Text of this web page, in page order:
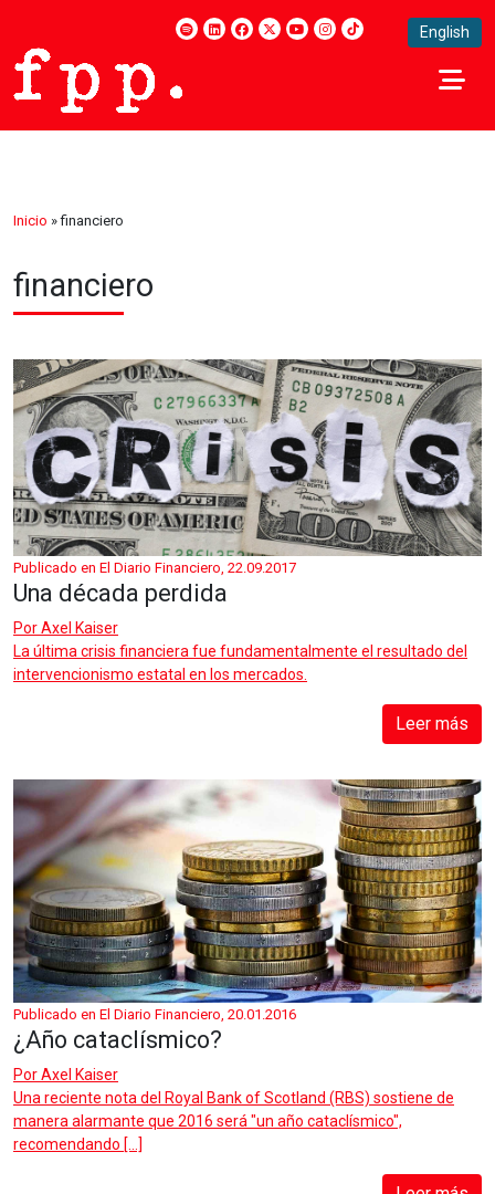
English
Inicio »financiero
financiero
Publicado en El Diario Financiero, 22.09.2017
Una década perdida
PorAxel Kaiser
La última crisis financiera fue fundamentalmente el resultado del
intervencionismo estatal en los mercados.
Leer más
Publicado en El Diario Financiero, 20.01.2016
¿Año cataclísmico?
PorAxel Kaiser
Una reciente nota del Royal Bank of Scotland (RBS) sostiene de
manera alarmante que 2016 será "un año cataclísmico",
recomendando […]